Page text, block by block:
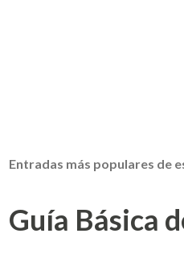
Entradas más populares de
Guía Básica